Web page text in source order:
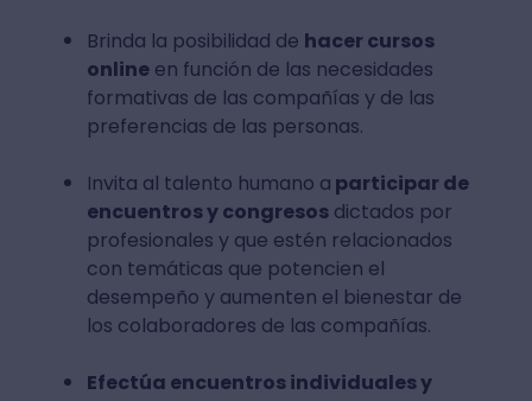
Brinda la posibilidad de hacer cursos
onlineen función de las necesidades
formativas de las compañías y de las
preferencias de las personas.
Invita al talento humano a participar de
encuentros y congresosdictados por
profesionales y que estén relacionados
con temáticas que potencien el
desempeño y aumenten el bienestar de
los colaboradores de las compañías.
Efectúa encuentros individuales y